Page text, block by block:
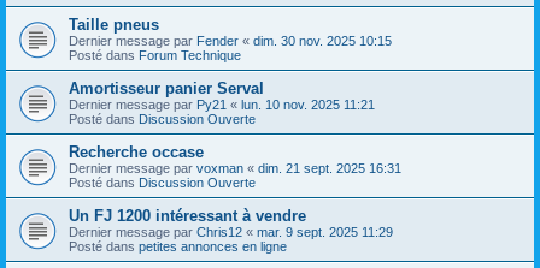
Taille pneus
Dernier message par Fender « dim. 30 nov. 2025 10:15
Posté dans Forum Technique
Amortisseur panier Serval
Dernier message par Py21 « lun. 10 nov. 2025 11:21
Posté dans Discussion Ouverte
Recherche occase
Dernier message par voxman « dim. 21 sept. 2025 16:31
Posté dans Discussion Ouverte
Un FJ 1200 intéressant à vendre
Dernier message par Chris12 « mar. 9 sept. 2025 11:29
Posté dans petites annonces en ligne